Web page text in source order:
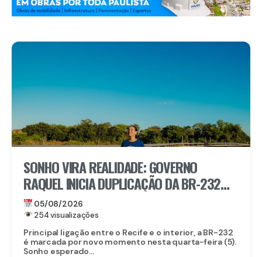
SONHO VIRA REALIDADE: GOVERNO
RAQUEL INICIA DUPLICAÇÃO DA BR-232
ENTRE SÃO CAETANO E BELO JARDIM
05/08/2026
254 visualizações
Principal ligação entre o Recife e o interior, a BR-232
é marcada por novo momento nesta quarta-feira (5).
Sonho esperado...